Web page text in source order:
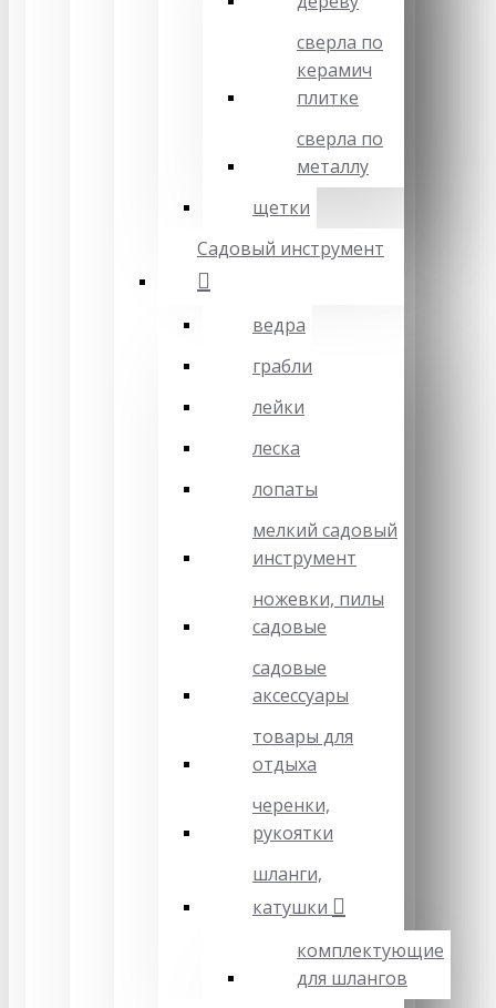
сверла по
керамич
плитке
сверла по
металлу
щетки
Садовый инструмент
ведра
грабли
лейки
леска
лопаты
мелкий садовый
инструмент
ножевки, пилы
садовые
садовые
аксессуары
товары для
отдыха
черенки,
рукоятки
шланги,
катушки
комплектующие
для шлангов